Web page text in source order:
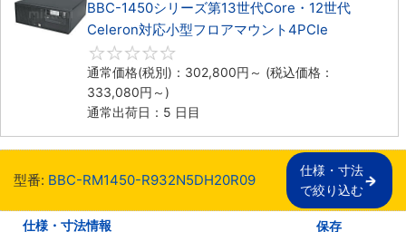
BBC-1450シリーズ第13世代Core・12世代
Celeron対応小型フロアマウント4PCIe
通常価格(税別)： 302,800円 ～ (税込価格：
333,080円 ～)
通常出荷日：5 日目
型番: BBC-RM1450-R932N5DH20R09
仕様・寸法
で絞り込む
仕様・寸法情報 保存